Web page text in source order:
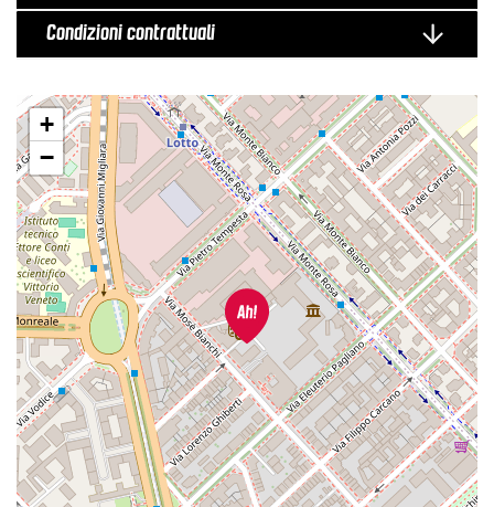
Condizioni contrattuali
+
−